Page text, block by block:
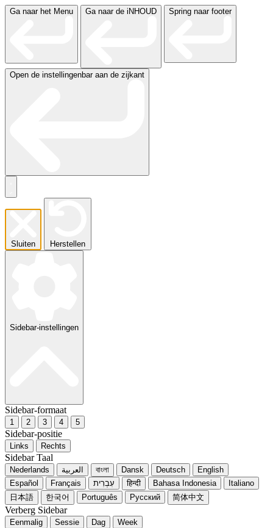
Ga naar het Menu Ga naar de iNHOUD Spring naar footer
Open de instellingenbar aan de zijkant
Sluiten Herstellen
Sidebar-instellingen
Sidebar-formaat
1 2 3 4 5
Sidebar-positie
Links Rechts
Sidebar Taal
Nederlands العربية বাংলা Dansk Deutsch
English
Español
Français עִבְרִית हिन्दी Bahasa Indonesia
Italiano
日本語
한국어 Português Русский 简体中文
Verberg Sidebar
Eenmalig Sessie Dag Week